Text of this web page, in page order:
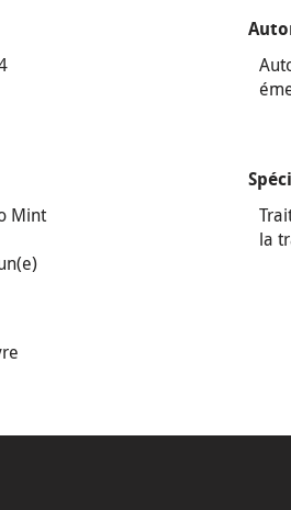
Mint
la